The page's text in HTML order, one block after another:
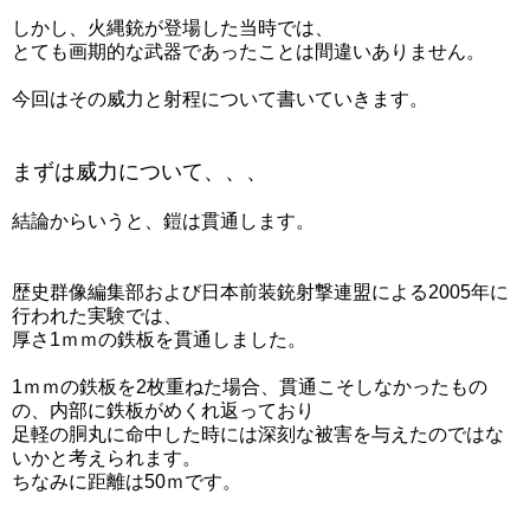
しかし、火縄銃が登場した当時では、
とても画期的な武器であったことは間違いありません。
今回はその威力と射程について書いていきます。
まずは威力について、、、
結論からいうと、鎧は貫通します。
歴史群像編集部および日本前装銃射撃連盟による2005年に
行われた実験では、
厚さ1ｍｍの鉄板を貫通しました。
1ｍｍの鉄板を2枚重ねた場合、貫通こそしなかったもの
の、内部に鉄板がめくれ返っており
足軽の胴丸に命中した時には深刻な被害を与えたのではな
いかと考えられます。
ちなみに距離は50ｍです。